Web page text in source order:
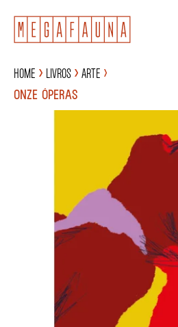
Home Livros
Arte
ONZE ÓPERAS